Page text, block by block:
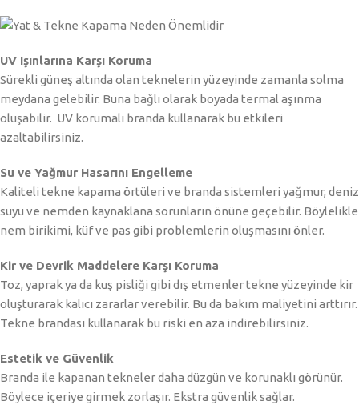
UV Işınlarına Karşı Koruma
Sürekli güneş altında olan teknelerin yüzeyinde zamanla solma
meydana gelebilir. Buna bağlı olarak boyada termal aşınma
oluşabilir. UV korumalı branda kullanarak bu etkileri
azaltabilirsiniz.
Su ve Yağmur Hasarını Engelleme
Kaliteli tekne kapama örtüleri ve branda sistemleri yağmur, deniz
suyu ve nemden kaynaklana sorunların önüne geçebilir. Böylelikle
nem birikimi, küf ve pas gibi problemlerin oluşmasını önler.
Kir ve Devrik Maddelere Karşı Koruma
Toz, yaprak ya da kuş pisliği gibi dış etmenler tekne yüzeyinde kir
oluşturarak kalıcı zararlar verebilir. Bu da bakım maliyetini arttırır.
Tekne brandası kullanarak bu riski en aza indirebilirsiniz.
Estetik ve Güvenlik
Branda ile kapanan tekneler daha düzgün ve korunaklı görünür.
Böylece içeriye girmek zorlaşır. Ekstra güvenlik sağlar.